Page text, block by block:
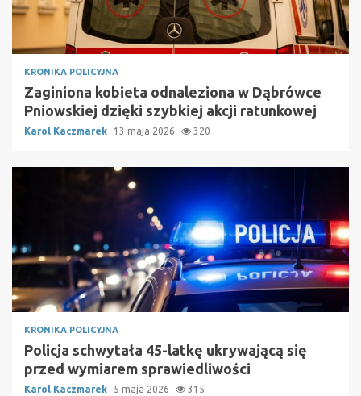
KRONIKA POLICYJNA
Zaginiona kobieta odnaleziona w Dąbrówce
Pniowskiej dzięki szybkiej akcji ratunkowej
Karol Kaczmarek 13 maja 2026 320
KRONIKA POLICYJNA
Policja schwytała 45-latkę ukrywającą się
przed wymiarem sprawiedliwości
Karol Kaczmarek 5 maja 2026 315